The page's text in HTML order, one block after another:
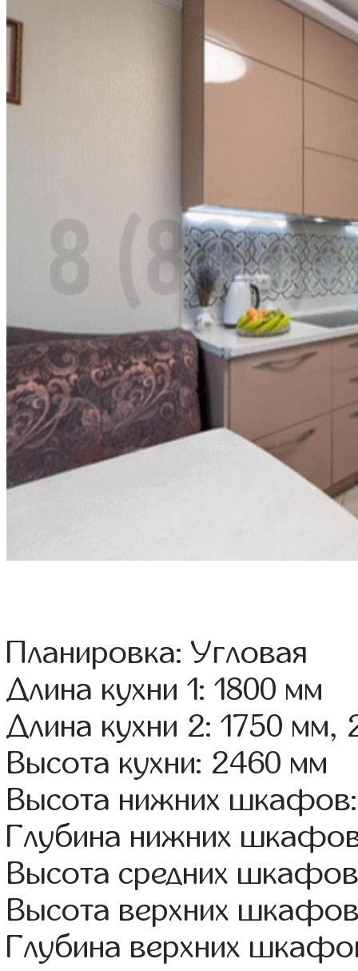
Планировка: Угловая
Длина кухни 1: 1800 мм
Длина кухни 2: 1750 мм,
Высота кухни: 2460 мм
Высота нижних
Глубина нижних
Высота средних
Высота верхних
Глубина верхних